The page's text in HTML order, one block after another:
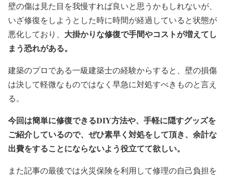
壁の傷は見た目を我慢すれば良いと思うかもしれないが、
いざ修復をしようとした時に時間が経過していると状態が
悪化しており、 大掛かりな修復で手間やコストが増えてし
まう恐れがある。
建築のプロである一級建築士の経験からすると、壁の損傷
は決して軽微なものではなく早急に対処すべきものと言え
る。
今回は簡単に修復できるDIY方法や、手軽に隠すグッズを
ご紹介しているので、ぜひ素早く対処をして頂き、余計な
出費をすることにならないよう役立てて欲しい。
また記事の最後では火災保険を利用して修理の自己負担を